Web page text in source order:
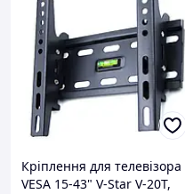
Кріплення для телевізора
VESA 15-43" V-Star V-20T,